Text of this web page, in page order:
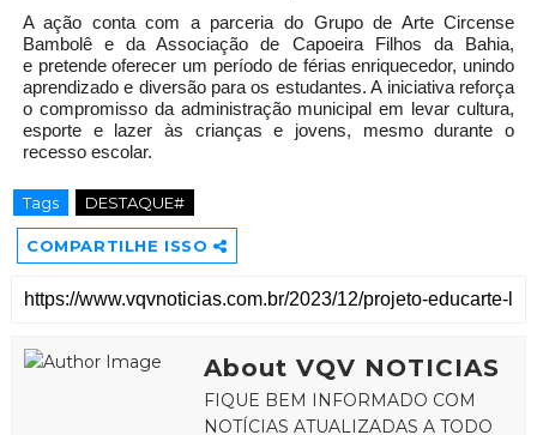
A ação conta com a parceria do Grupo de Arte Circense
Bambolê e da Associação de Capoeira Filhos da Bahia,
e pretende oferecer um período de férias enriquecedor, unindo
aprendizado e diversão para os estudantes. A iniciativa reforça
o compromisso da administração municipal em levar cultura,
esporte e lazer às crianças e jovens, mesmo durante o
recesso escolar.
Tags DESTAQUE#
COMPARTILHE ISSO
About VQV NOTICIAS
FIQUE BEM INFORMADO COM
NOTÍCIAS ATUALIZADAS A TODO